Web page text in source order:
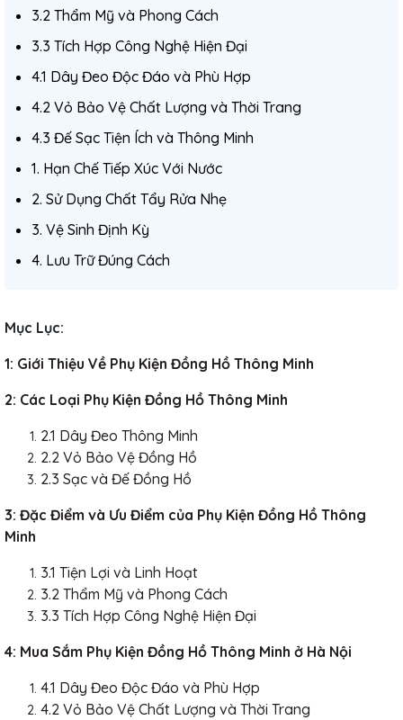
3.2 Thẩm Mỹ và Phong Cách
3.3 Tích Hợp Công Nghệ Hiện Đại
4.1 Dây Đeo Độc Đáo và Phù Hợp
4.2 Vỏ Bảo Vệ Chất Lượng và Thời Trang
4.3 Đế Sạc Tiện Ích và Thông Minh
1. Hạn Chế Tiếp Xúc Với Nước
2. Sử Dụng Chất Tẩy Rửa Nhẹ
3. Vệ Sinh Định Kỳ
4. Lưu Trữ Đúng Cách
Mục Lục:
1: Giới Thiệu Về Phụ Kiện Đồng Hồ Thông Minh
2: Các Loại Phụ Kiện Đồng Hồ Thông Minh
2.1 Dây Đeo Thông Minh
2.2 Vỏ Bảo Vệ Đồng Hồ
2.3 Sạc và Đế Đồng Hồ
3: Đặc Điểm và Ưu Điểm của Phụ Kiện Đồng Hồ Thông
Minh
3.1 Tiện Lợi và Linh Hoạt
3.2 Thẩm Mỹ và Phong Cách
3.3 Tích Hợp Công Nghệ Hiện Đại
4: Mua Sắm Phụ Kiện Đồng Hồ Thông Minh ở Hà Nội
4.1 Dây Đeo Độc Đáo và Phù Hợp
4.2 Vỏ Bảo Vệ Chất Lượng và Thời Trang